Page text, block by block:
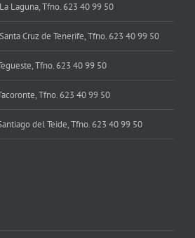
Laguna, Tfno. 623 40 99 50
Cruz de Tenerife, Tfno. 623 40 99 50
Tfno. 623 40 99 50
Tfno. 623 40 99 50
del Teide, Tfno. 623 40 99 50